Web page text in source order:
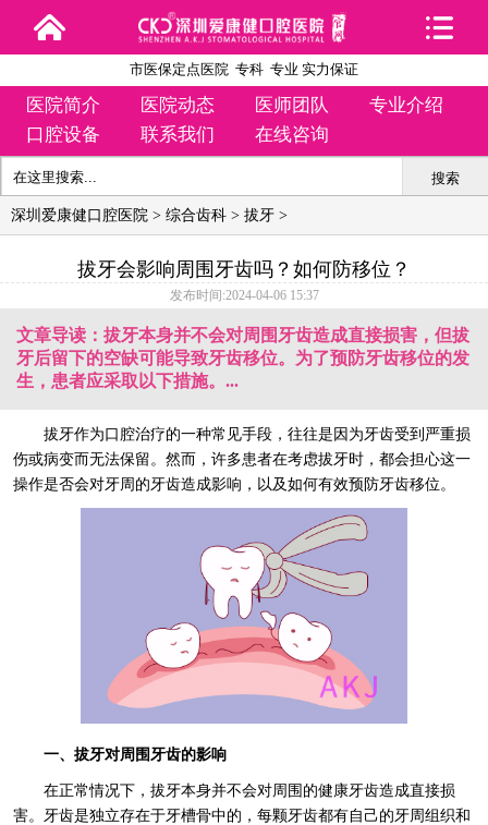
市医保定点医院 专科 专业 实力保证
医院简介 医院动态 医师团队
专业介绍
口腔设备
联系我们 在线咨询
搜索
深圳爱康健口腔医院 > 综合齿科 > 拔牙 >
拔牙会影响周围牙齿吗？如何防移位？
发布时间:2024-04-06 15:37
文章导读：拔牙本身并不会对周围牙齿造成直接损害，但拔
牙后留下的空缺可能导致牙齿移位。为了预防牙齿移位的发
生，患者应采取以下措施。...
拔牙作为口腔治疗的一种常见手段，往往是因为牙齿受到严重损
伤或病变而无法保留。然而，许多患者在考虑拔牙时，都会担心这一
操作是否会对牙周的牙齿造成影响，以及如何有效预防牙齿移位。
一、拔牙对周围牙齿的影响
在正常情况下，拔牙本身并不会对周围的健康牙齿造成直接损
害。牙齿是独立存在于牙槽骨中的，每颗牙齿都有自己的牙周组织和